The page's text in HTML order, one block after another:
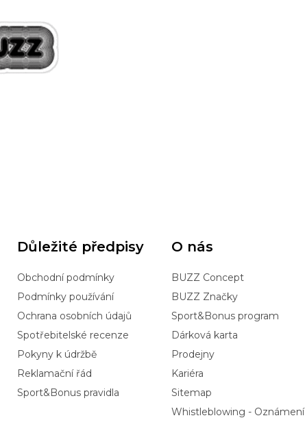
Důležité předpisy
Obchodní podmínky
Podmínky používání
Ochrana osobních údajů
Spotřebitelské recenze
Pokyny k údržbě
Reklamační řád
Sport&Bonus pravidla
O nás
BUZZ Concept
BUZZ Značky
Sport&Bonus program
Dárková karta
Prodejny
Kariéra
Sitemap
Whistleblowing - Oznámení